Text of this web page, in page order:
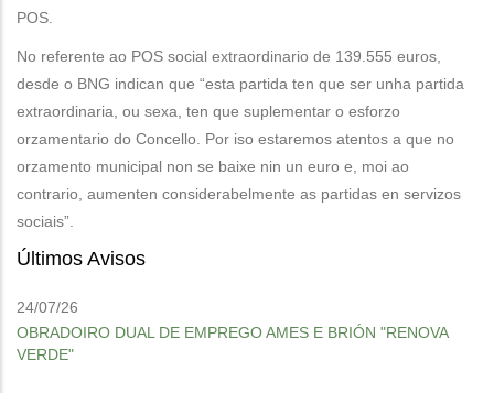
POS.
No referente ao POS social extraordinario de 139.555 euros,
desde o BNG indican que “esta partida ten que ser unha partida
extraordinaria, ou sexa, ten que suplementar o esforzo
orzamentario do Concello. Por iso estaremos atentos a que no
orzamento municipal non se baixe nin un euro e, moi ao
contrario, aumenten considerabelmente as partidas en servizos
sociais”.
Últimos Avisos
24/07/26
OBRADOIRO DUAL DE EMPREGO AMES E BRIÓN "RENOVA
VERDE"